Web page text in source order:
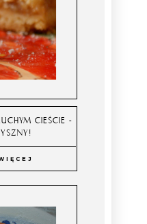
CIEŚCIE -